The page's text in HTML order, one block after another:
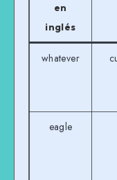
en
inglés
whatever
eagle